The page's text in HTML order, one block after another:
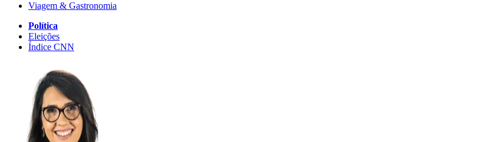
Viagem & Gastronomia
Política
Eleições
Índice CNN